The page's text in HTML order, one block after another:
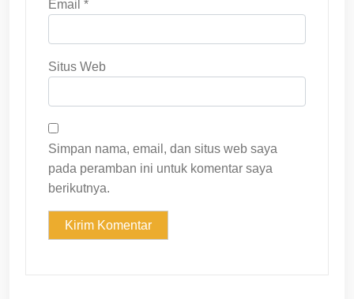
Email *
Situs Web
Simpan nama, email, dan situs web saya
pada peramban ini untuk komentar saya
berikutnya.